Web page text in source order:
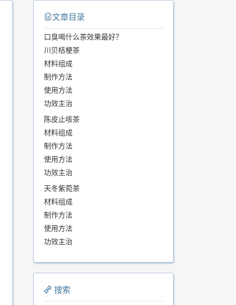
文章目录
口臭喝什么茶效果最好？
川贝桔梗茶
材料组成
制作方法
使用方法
功效主治
陈皮止咳茶
材料组成
制作方法
使用方法
功效主治
天冬紫菀茶
材料组成
制作方法
使用方法
功效主治
搜索